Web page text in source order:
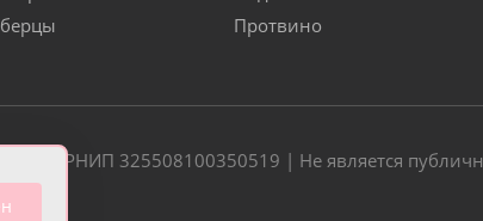
Протвино
ОГРНИП 325508100350519 | Не является